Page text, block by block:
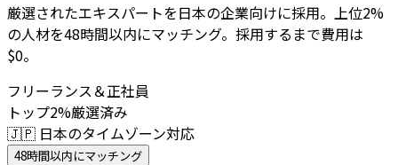
厳選されたエキスパートを日本の企業向けに採用。上位2%
の人材を48時間以内にマッチング。採用するまで費用は
$0。
フリーランス＆正社員
トップ2%厳選済み
🇯🇵 日本のタイムゾーン対応
48時間以内にマッチング